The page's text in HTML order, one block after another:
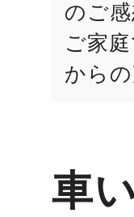
のご
ご家
から
車